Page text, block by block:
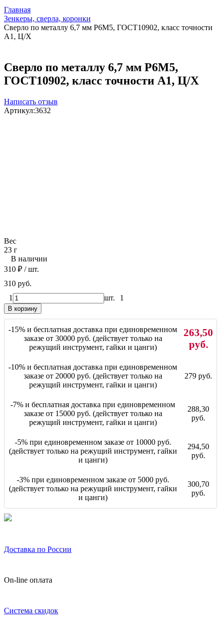
Главная
Зенкеры, сверла, коронки
Сверло по металлу 6,7 мм Р6М5, ГОСТ10902, класс точности
А1, Ц/Х
Сверло по металлу 6,7 мм Р6М5,
ГОСТ10902, класс точности А1, Ц/Х
Написать отзыв
Артикул:3632
Вес
23 г
В наличии
310 ₽ / шт.
310 руб.
1
шт. 1
В корзину
-15% и бесплатная доставка при единовременном
заказе от 30000 руб. (действует только на
режущий инструмент, гайки и цанги)
263,50
руб.
-10% и бесплатная доставка при единовременном
заказе от 20000 руб. (действует только на
режущий инструмент, гайки и цанги)
279 руб.
-7% и бесплатная доставка при единовременном
заказе от 15000 руб. (действует только на
режущий инструмент, гайки и цанги)
288,30
руб.
-5% при единовременном заказе от 10000 руб.
(действует только на режущий инструмент, гайки
и цанги)
294,50
руб.
-3% при единовременном заказе от 5000 руб.
(действует только на режущий инструмент, гайки
и цанги)
300,70
руб.
Доставка по России
On-line оплата
Система скидок